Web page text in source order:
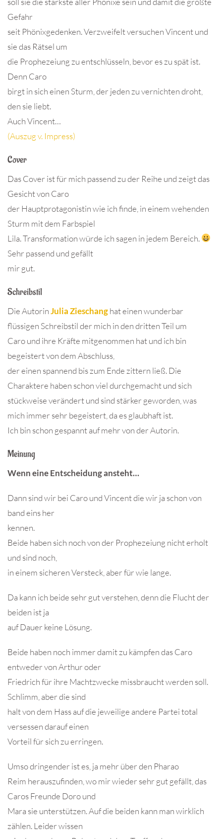
Gefahr
seit Phönixgedenken. Verzweifelt versuchen Vincent und
sie das Rätsel um
die Prophezeiung zu entschlüsseln, bevor es zu spät ist.
Denn Caro
birgt in sich einen Sturm, der jeden zu vernichten droht,
den sie liebt.
Auch Vincent…
(Auszug v. Impress)
Cover
Das Cover ist für mich passend zu der Reihe und zeigt das
Gesicht von Caro
der Hauptprotagonistin wie ich finde, in einem wehenden
Sturm mit dem Farbspiel
Lila. Transformation würde ich sagen in jedem Bereich.
Sehr passend und gefällt
mir gut.
Schreibstil
Die AutorinJulia Zieschanghat einen wunderbar
flüssigen Schreibstil der mich in den dritten Teil um
Caro und ihre Kräfte mitgenommen hat und ich bin
begeistert von dem Abschluss,
der einen spannend bis zum Ende zittern ließ. Die
Charaktere haben schon viel durchgemacht und sich
stückweise verändert und sind stärker geworden, was
mich immer sehr begeistert, da es glaubhaft ist.
Ich bin schon gespannt auf mehr von der Autorin.
Meinung
Wenn eine Entscheidung ansteht…
Dann sind wir bei Caro und Vincent die wir ja schon von
band eins her
kennen.
Beide haben sich noch von der Prophezeiung nicht erholt
und sind noch,
in einem sicheren Versteck, aber für wie lange.
Da kann ich beide sehr gut verstehen, denn die Flucht der
beiden ist ja
auf Dauer keine Lösung.
Beide haben noch immer damit zu kämpfen das Caro
entweder von Arthur oder
Friedrich für ihre Machtzwecke missbraucht werden soll.
Schlimm, aber die sind
halt von dem Hass auf die jeweilige andere Partei total
versessen darauf einen
Vorteil für sich zu erringen.
Umso dringender ist es, ja mehr über den Pharao
Reim herauszufinden, wo mir wieder sehr gut gefällt, das
Caros Freunde Doro und
Mara sie unterstützen. Auf die beiden kann man wirklich
zählen. Leider wissen